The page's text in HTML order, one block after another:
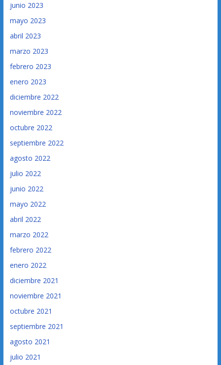
junio 2023
mayo 2023
abril 2023
marzo 2023
febrero 2023
enero 2023
diciembre 2022
noviembre 2022
octubre 2022
septiembre 2022
agosto 2022
julio 2022
junio 2022
mayo 2022
abril 2022
marzo 2022
febrero 2022
enero 2022
diciembre 2021
noviembre 2021
octubre 2021
septiembre 2021
agosto 2021
julio 2021